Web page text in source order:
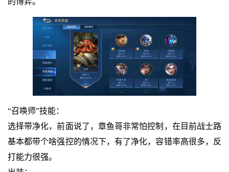
“召唤师”技能：
选择带净化，前面说了，章鱼哥非常怕控制，在目前战士路
基本都带个啥强控的情况下，有了净化，容错率高很多，反
打能力很强。